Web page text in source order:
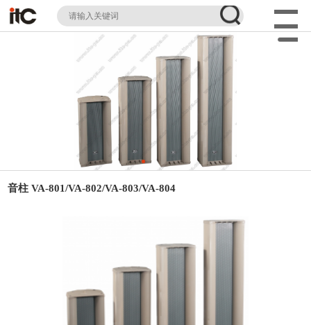
音柱 VA-801/VA-802/VA-803/VA-804